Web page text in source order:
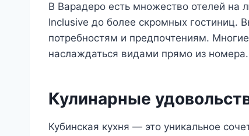
В Варадеро есть множество отелей на
Inclusive до более скромных гостиниц.
потребностям и предпочтениям.
наслаждаться видами прямо из номера.
Кулинарные
Кубинская кухня — это уникальное